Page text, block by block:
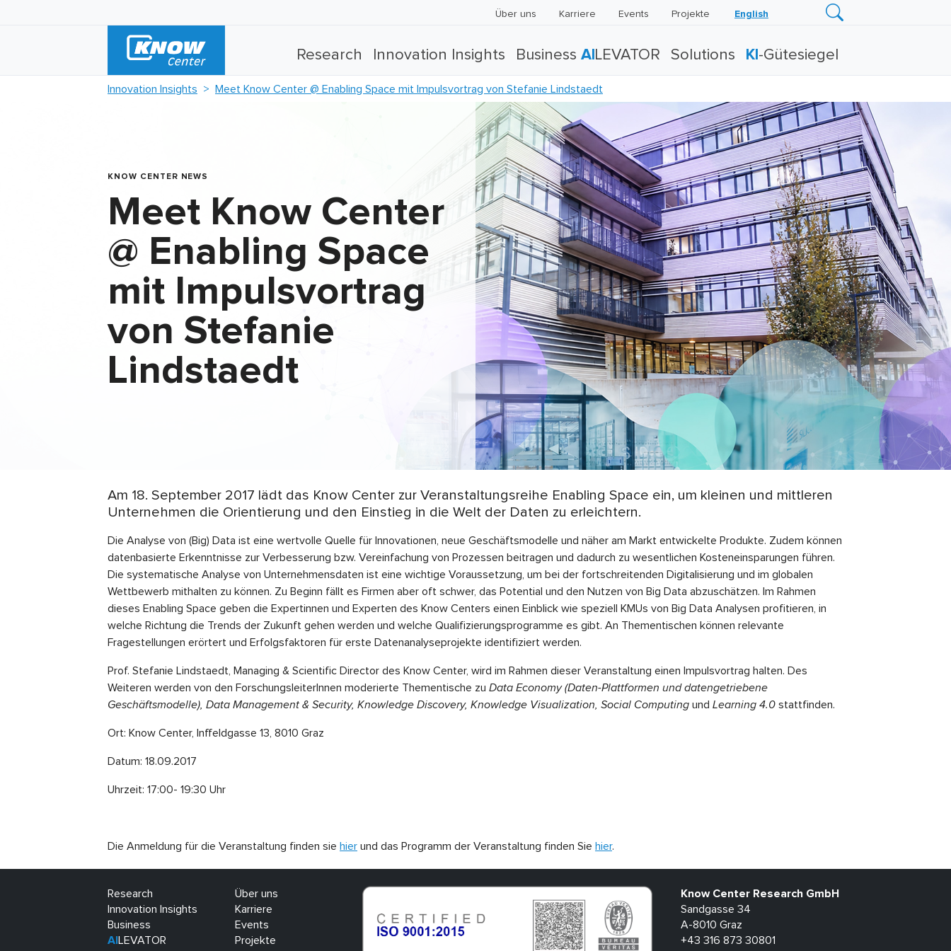
Über uns Karriere Events Projekte English
Research Innovation Insights Business AI LEVATOR Solutions KI -Gütesiegel
Innovation Insights Meet Know Center @ Enabling Space mit Impulsvortrag von Stefanie Lindstaedt
KNOW CENTER NEWS
Meet Know Center
@ Enabling Space
mit Impulsvortrag
von Stefanie
Lindstaedt
Am 18. September 2017 lädt das Know Center zur Veranstaltungsreihe Enabling Space ein, um kleinen und mittleren
Unternehmen die Orientierung und den Einstieg in die Welt der Daten zu erleichtern.
Die Analyse von (Big) Data ist eine wertvolle Quelle für Innovationen, neue Geschäftsmodelle und näher am Markt entwickelte Produkte. Zudem können
datenbasierte Erkenntnisse zur Verbesserung bzw. Vereinfachung von Prozessen beitragen und dadurch zu wesentlichen Kosteneinsparungen führen.
Die systematische Analyse von Unternehmensdaten ist eine wichtige Voraussetzung, um bei der fortschreitenden Digitalisierung und im globalen
Wettbewerb mithalten zu können. Zu Beginn fällt es Firmen aber oft schwer, das Potential und den Nutzen von Big Data abzuschätzen. Im Rahmen
dieses Enabling Space geben die Expertinnen und Experten des Know Centers einen Einblick wie speziell KMUs von Big Data Analysen profitieren, in
welche Richtung die Trends der Zukunft gehen werden und welche Qualifizierungsprogramme es gibt. An Thementischen können relevante
Fragestellungen erörtert und Erfolgsfaktoren für erste Datenanalyseprojekte identifiziert werden.
Prof. Stefanie Lindstaedt, Managing & Scientific Director des Know Center, wird im Rahmen dieser Veranstaltung einen Impulsvortrag halten. Des
Weiteren werden von den ForschungsleiterInnen moderierte Thementische zu Data Economy (Daten-Plattformen und datengetriebene
Geschäftsmodelle), Data Management & Security, Knowledge Discovery, Knowledge Visualization, Social Computing und Learning 4.0 stattfinden.
Ort: Know Center, Inffeldgasse 13, 8010 Graz
Datum: 18.09.2017
Uhrzeit: 17:00- 19:30 Uhr
Die Anmeldung für die Veranstaltung finden sie hier und das Programm der Veranstaltung finden Sie hier.
Research
Innovation Insights
Business
AI LEVATOR
Über uns
Karriere
Events
Projekte
Know Center Research GmbH
Sandgasse 34
A-8010 Graz
+43 316 873 30801